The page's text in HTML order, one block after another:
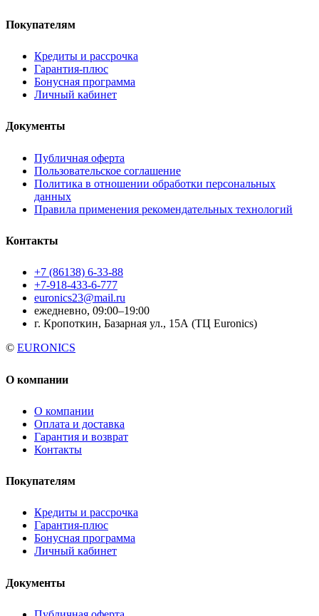
Покупателям
Кредиты и рассрочка
Гарантия-плюс
Бонусная программа
Личный кабинет
Документы
Публичная оферта
Пользовательское соглашение
Политика в отношении обработки персональных
данных
Правила применения рекомендательных технологий
Контакты
+7 (86138) 6-33-88
+7-918-433-6-777
euronics23@mail.ru
ежедневно, 09:00–19:00
г. Кропоткин, Базарная ул., 15А (ТЦ Euronics)
© EURONICS
О компании
О компании
Оплата и доставка
Гарантия и возврат
Контакты
Покупателям
Кредиты и рассрочка
Гарантия-плюс
Бонусная программа
Личный кабинет
Документы